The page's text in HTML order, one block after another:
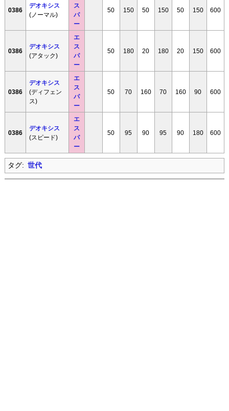
0386
デオキシス
(ノーマル)
ス
パ
ー
50 150 50 150 50 150 600
0386
デオキシス
(アタック)
エ
ス
パ
ー
50 180 20 180 20 150 600
0386
デオキシス
(ディフェン
ス)
エ
ス
パ
ー
50 70 160 70 160 90 600
0386
デオキシス
(スピード)
エ
ス
パ
ー
50 95 90 95 90 180 600
タグ: 世代